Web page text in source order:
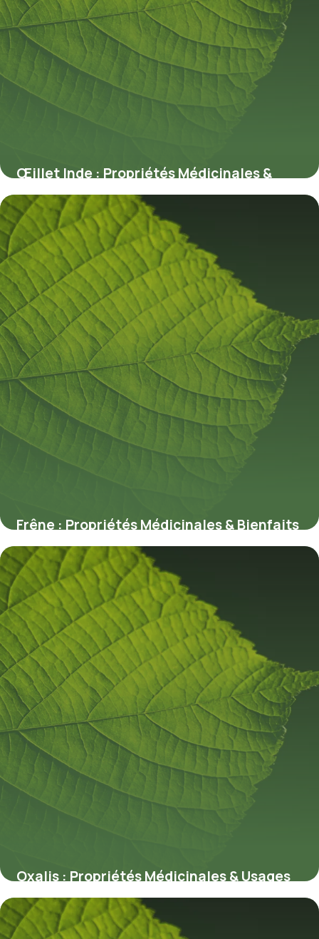
Œillet Inde : Propriétés Médicinales &
Usages
10 juillet 2026
Frêne : Propriétés Médicinales & Bienfaits
9 juillet 2026
Oxalis : Propriétés Médicinales & Usages
8 juillet 2026